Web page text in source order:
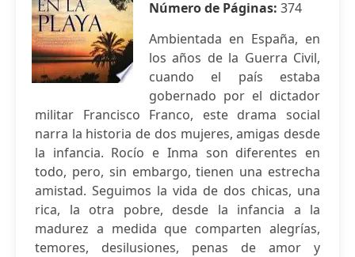
Número de Páginas: 374
Ambientada en España, en
los años de la Guerra Civil,
cuando el país estaba
gobernado por el dictador
militar Francisco Franco, este drama social
narra la historia de dos mujeres, amigas desde
la infancia. Rocío e Inma son diferentes en
todo, pero, sin embargo, tienen una estrecha
amistad. Seguimos la vida de dos chicas, una
rica, la otra pobre, desde la infancia a la
madurez a medida que comparten alegrías,
temores, desilusiones, penas de amor y